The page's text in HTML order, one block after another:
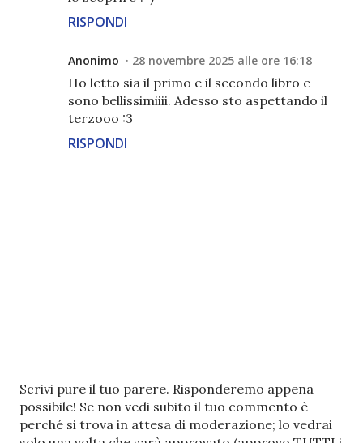
RISPONDI
Anonimo 28 novembre 2025 alle ore 16:18
Ho letto sia il primo e il secondo libro e
sono bellissimiiii. Adesso sto aspettando il
terzooo :3
RISPONDI
P
o
s
Scrivi pure il tuo parere. Risponderemo appena
possibile! Se non vedi subito il tuo commento è
perché si trova in attesa di moderazione; lo vedrai